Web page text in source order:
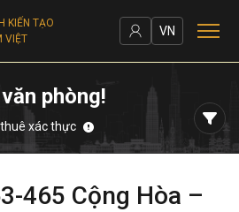
KIẾN TẠO
VIỆT
VN
phòng!
xác thực
465 Cộng Hòa –